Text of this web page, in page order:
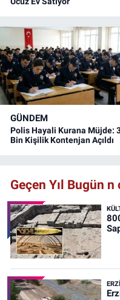
GÜNDEM
Polis Hayali Kurana Müjde:
Bin Kişilik Kontenjan Açıldı
Geçen Yıl Bugün n